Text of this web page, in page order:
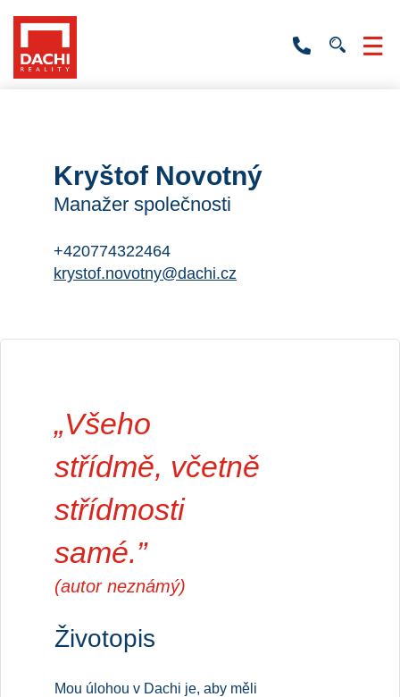
+420
Kryštof Novotný
Manažer společnosti
+420774322464
krystof.novotny@dachi.cz
„Všeho
střídmě, včetně
střídmosti
samé.”
(autor neznámý)
Životopis
Mou úlohou v Dachi je, aby měli